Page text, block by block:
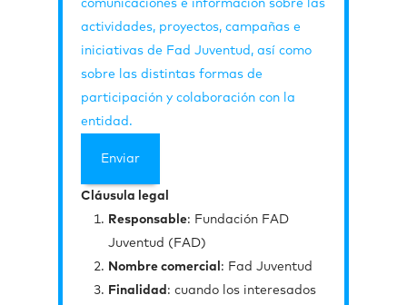
comunicaciones e información sobre las
actividades, proyectos, campañas e
iniciativas de Fad Juventud, así como
sobre las distintas formas de
participación y colaboración con la
entidad.
Cláusula legal
Responsable: Fundación FAD
Juventud (FAD)
Nombre comercial : Fad Juventud
Finalidad : cuando los interesados